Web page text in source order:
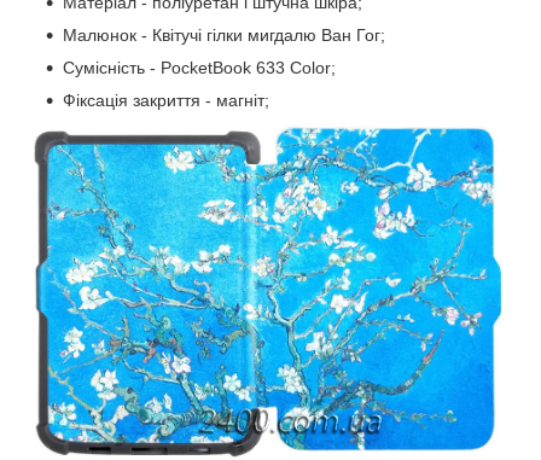
Малюнок - Квітучі гілки мигдалю Ван Гог;
Сумісність - PocketBook 633 Color;
Фіксація закриття - магніт;